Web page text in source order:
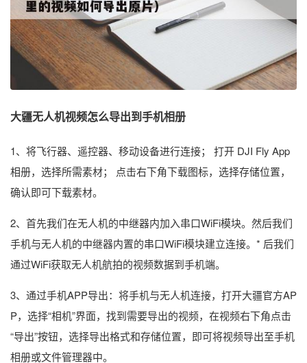
大疆无人机视频怎么导出到手机相册
1、将飞行器、遥控器、移动设备进行连接； 打开 DJI Fly App
相册，选择所需素材； 点击右下角下载图标，选择存储位置，
确认即可下载素材。
2、首先我们在无人机的中继器内加入串口WiFi模块。然后我们
手机与无人机的中继器内置的串口WiFi模块建立连接。* 后我们
通过WiFi获取无人机航拍的视频数据到手机端。
3、通过手机APP导出：将手机与无人机连接，打开大疆官方AP
P，选择“相机”界面，找到需要导出的视频，在视频右下角点击
“导出”按钮，选择导出格式和存储位置，即可将视频导出至手机
相册或文件管理器中。